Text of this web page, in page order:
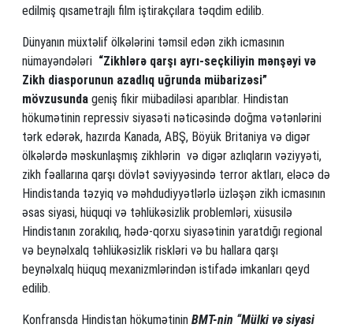
edilmiş qısametrajlı film iştirakçılara təqdim edilib.
Dünyanın müxtəlif ölkələrini təmsil edən zikh icmasının
nümayəndələri “Zikhlərə qarşı ayrı-seçkiliyin mənşəyi və
Zikh diasporunun azadlıq uğrunda mübarizəsi”
mövzusunda geniş fikir mübadiləsi aparıblar. Hindistan
hökumətinin repressiv siyasəti nəticəsində doğma vətənlərini
tərk edərək, hazırda Kanada, ABŞ, Böyük Britaniya və digər
ölkələrdə məskunlaşmış zikhlərin və digər azlıqların vəziyyəti,
zikh fəallarına qarşı dövlət səviyyəsində terror aktları, eləcə də
Hindistanda təzyiq və məhdudiyyətlərlə üzləşən zikh icmasının
əsas siyasi, hüquqi və təhlükəsizlik problemləri, xüsusilə
Hindistanın zorakılıq, hədə-qorxu siyasətinin yaratdığı regional
və beynəlxalq təhlükəsizlik riskləri və bu hallara qarşı
beynəlxalq hüquq mexanizmlərindən istifadə imkanları qeyd
edilib.
Konfransda Hindistan hökumətinin BMT-nin “Mülki və siyasi